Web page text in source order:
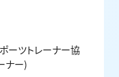
ーツトレーナー協
ナー)